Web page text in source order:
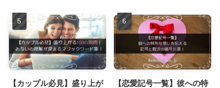
【カップル必見】盛り上が
【恋愛記号一覧】彼への特